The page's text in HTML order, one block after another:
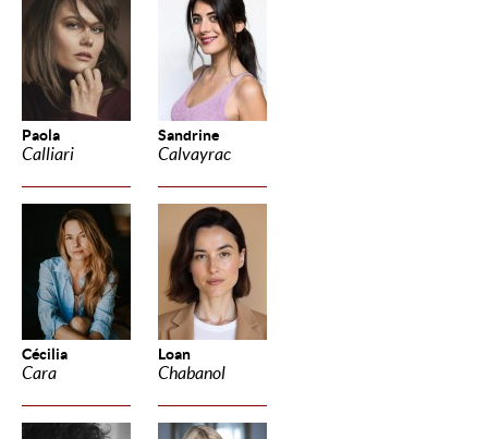
Paola
Calliari
Sandrine
Calvayrac
Cécilia
Cara
Loan
Chabanol